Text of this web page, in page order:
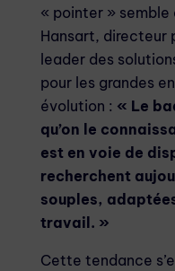
« pointer » semble
Hansart, directeur
leader des
pour les grandes
évolution : « Le
qu’on le
est en voie de
recherchent
souples,
travail. »
Cette tendance